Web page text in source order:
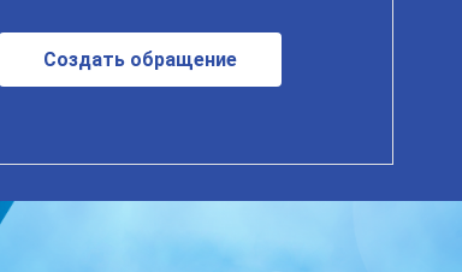
Создать обращение